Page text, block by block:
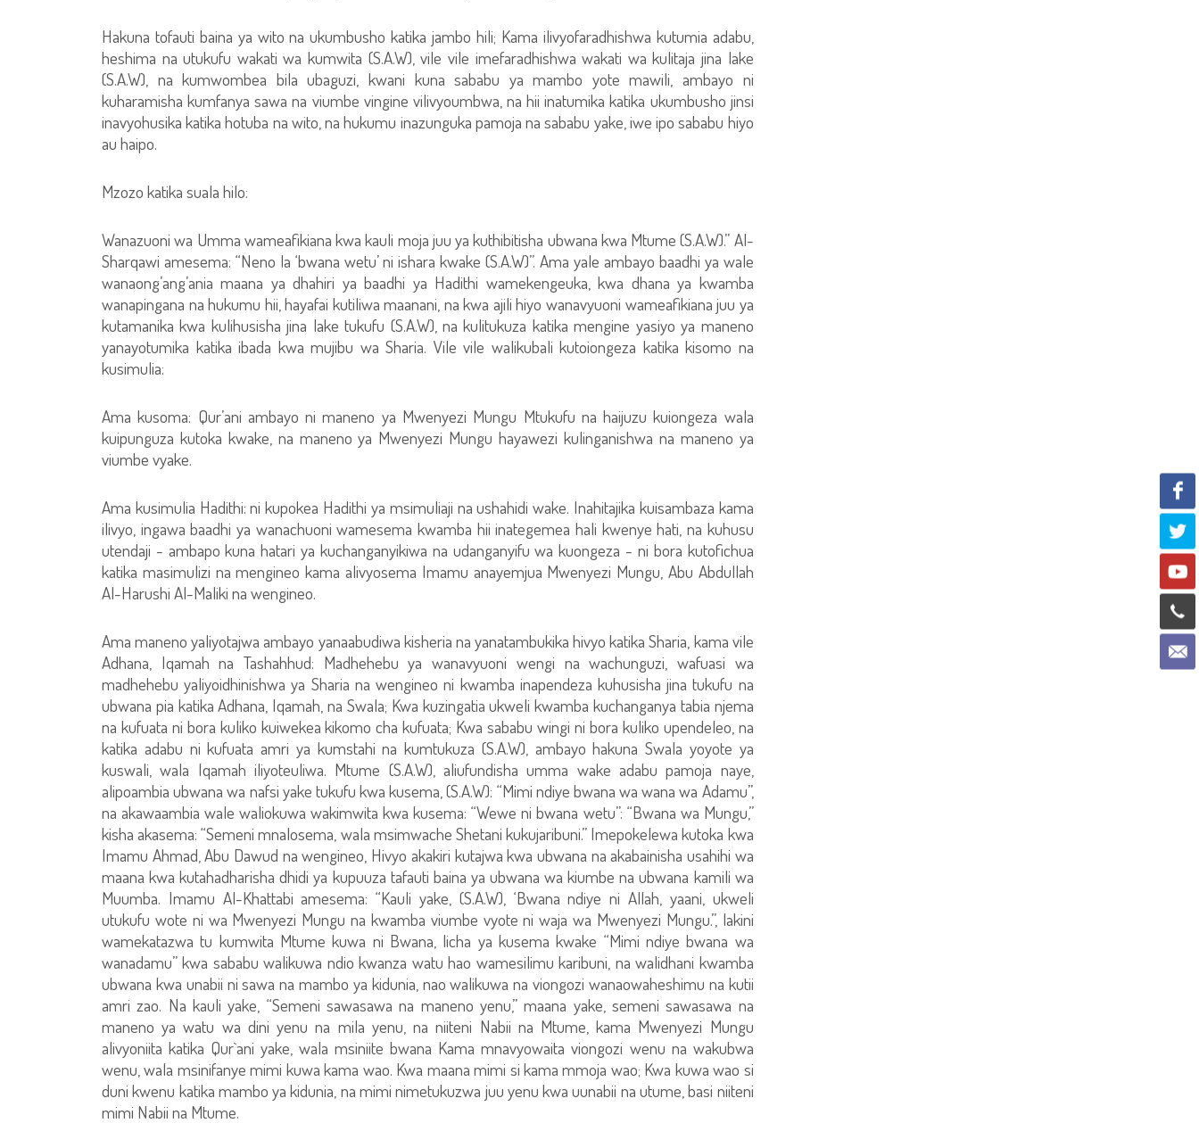
Hakuna tofauti baina ya wito na ukumbusho katika jambo hili; Kama ilivyofaradhishwa kutumia adabu,
heshima na utukufu wakati wa kumwita (S.A.W), vile vile imefaradhishwa wakati wa kulitaja jina lake
(S.A.W), na kumwombea bila ubaguzi, kwani kuna sababu ya mambo yote mawili, ambayo ni
kuharamisha kumfanya sawa na viumbe vingine vilivyoumbwa, na hii inatumika katika ukumbusho jinsi
inavyohusika katika hotuba na wito, na hukumu inazunguka pamoja na sababu yake, iwe ipo sababu hiyo
au haipo.
Mzozo katika suala hilo:
Wanazuoni wa Umma wameafikiana kwa kauli moja juu ya kuthibitisha ubwana kwa Mtume (S.A.W).” Al-
Sharqawi amesema: “Neno la ‘bwana wetu’ ni ishara kwake (S.A.W)”. Ama yale ambayo baadhi ya wale
wanaong’ang’ania maana ya dhahiri ya baadhi ya Hadithi wamekengeuka, kwa dhana ya kwamba
wanapingana na hukumu hii, hayafai kutiliwa maanani, na kwa ajili hiyo wanavyuoni wameafikiana juu ya
kutamanika kwa kulihusisha jina lake tukufu (S.A.W), na kulitukuza katika mengine yasiyo ya maneno
yanayotumika katika ibada kwa mujibu wa Sharia. Vile vile walikubali kutoiongeza katika kisomo na
kusimulia:
Ama kusoma: Qur’ani ambayo ni maneno ya Mwenyezi Mungu Mtukufu na haijuzu kuiongeza wala
kuipunguza kutoka kwake, na maneno ya Mwenyezi Mungu hayawezi kulinganishwa na maneno ya
viumbe vyake.
Ama kusimulia Hadithi: ni kupokea Hadithi ya msimuliaji na ushahidi wake. Inahitajika kuisambaza kama
ilivyo, ingawa baadhi ya wanachuoni wamesema kwamba hii inategemea hali kwenye hati, na kuhusu
utendaji - ambapo kuna hatari ya kuchanganyikiwa na udanganyifu wa kuongeza - ni bora kutofichua
katika masimulizi na mengineo kama alivyosema Imamu anayemjua Mwenyezi Mungu, Abu Abdullah
Al-Harushi Al-Maliki na wengineo.
Ama maneno yaliyotajwa ambayo yanaabudiwa kisheria na yanatambukika hivyo katika Sharia, kama vile
Adhana, Iqamah na Tashahhud: Madhehebu ya wanavyuoni wengi na wachunguzi, wafuasi wa
madhehebu yaliyoidhinishwa ya Sharia na wengineo ni kwamba inapendeza kuhusisha jina tukufu na
ubwana pia katika Adhana, Iqamah, na Swala; Kwa kuzingatia ukweli kwamba kuchanganya tabia njema
na kufuata ni bora kuliko kuiwekea kikomo cha kufuata; Kwa sababu wingi ni bora kuliko upendeleo, na
katika adabu ni kufuata amri ya kumstahi na kumtukuza (S.A.W), ambayo hakuna Swala yoyote ya
kuswali, wala Iqamah iliyoteuliwa. Mtume (S.A.W), aliufundisha umma wake adabu pamoja naye,
alipoambia ubwana wa nafsi yake tukufu kwa kusema, (S.A.W): “Mimi ndiye bwana wa wana wa Adamu”,
na akawaambia wale waliokuwa wakimwita kwa kusema: “Wewe ni bwana wetu”: “Bwana wa Mungu,”
kisha akasema: “Semeni mnalosema, wala msimwache Shetani kukujaribuni.” Imepokelewa kutoka kwa
Imamu Ahmad, Abu Dawud na wengineo, Hivyo akakiri kutajwa kwa ubwana na akabainisha usahihi wa
maana kwa kutahadharisha dhidi ya kupuuza tafauti baina ya ubwana wa kiumbe na ubwana kamili wa
Muumba. Imamu Al-Khattabi amesema: “Kauli yake, (S.A.W), ‘Bwana ndiye ni Allah, yaani, ukweli
utukufu wote ni wa Mwenyezi Mungu na kwamba viumbe vyote ni waja wa Mwenyezi Mungu.”, lakini
wamekatazwa tu kumwita Mtume kuwa ni Bwana, licha ya kusema kwake “Mimi ndiye bwana wa
wanadamu” kwa sababu walikuwa ndio kwanza watu hao wamesilimu karibuni, na walidhani kwamba
ubwana kwa unabii ni sawa na mambo ya kidunia, nao walikuwa na viongozi wanaowaheshimu na kutii
amri zao. Na kauli yake, “Semeni sawasawa na maneno yenu,” maana yake, semeni sawasawa na
maneno ya watu wa dini yenu na mila yenu, na niiteni Nabii na Mtume, kama Mwenyezi Mungu
alivyoniita katika Qur`ani yake, wala msiniite bwana Kama mnavyowaita viongozi wenu na wakubwa
wenu, wala msinifanye mimi kuwa kama wao. Kwa maana mimi si kama mmoja wao; Kwa kuwa wao si
duni kwenu katika mambo ya kidunia, na mimi nimetukuzwa juu yenu kwa uunabii na utume, basi niiteni
mimi Nabii na Mtume.